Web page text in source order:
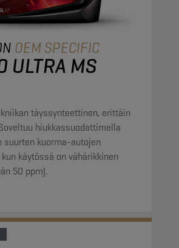
OEM SPECIFIC
ULTRA MS
täyssynteettinen, erittäin
hiukkassuodattimella
suurten kuorma-autojen
käytössä on vähärikkinen
50 ppm).